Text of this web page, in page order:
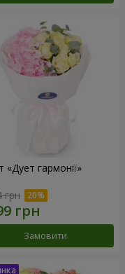
«Дует гармонії»
грн
Замовити